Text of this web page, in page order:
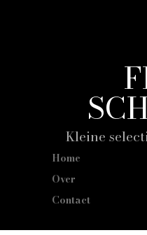
Kleine
Home
Over
Contact